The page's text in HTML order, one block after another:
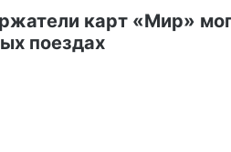
карт «Мир»
поездах